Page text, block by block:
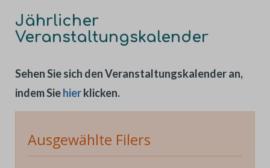
Jährlicher
Veranstaltungskalender
Sehen Sie sich den Veranstaltungskalender an,
indem Siehierklicken.
Ausgewählte Filers